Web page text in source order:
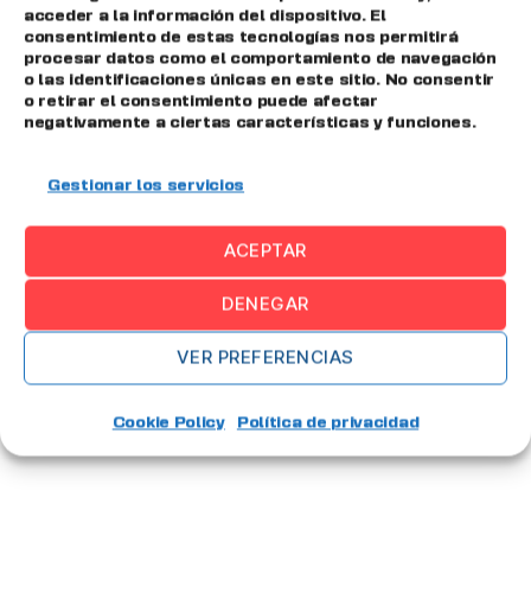
acceder a la información del dispositivo. El
consentimiento de estas tecnologías nos permitirá
procesar datos como el comportamiento de navegación
o las identificaciones únicas en este sitio. No consentir
o retirar el consentimiento puede afectar
negativamente a ciertas características y funciones.
Gestionar los servicios
ACEPTAR
DENEGAR
VER PREFERENCIAS
Cookie Policy Política de privacidad